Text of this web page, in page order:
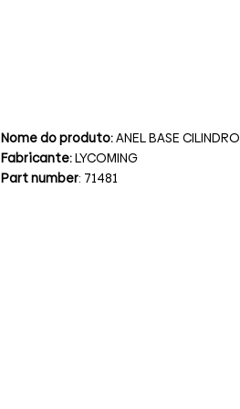
Nome do produto:ANEL BASE CILINDRO
Fabricante:LYCOMING
Part number: 71481